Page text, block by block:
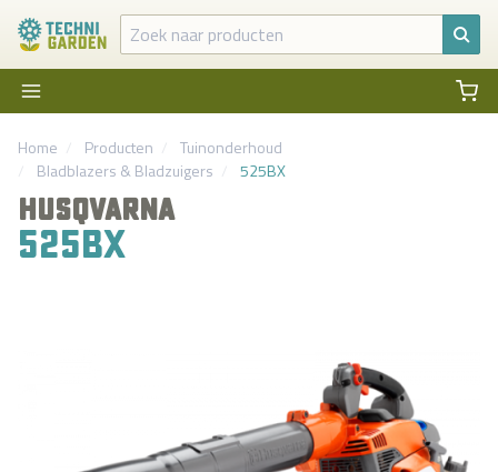
Home Producten
Tuinonderhoud
Bladblazers & Bladzuigers
525BX
HUSQVARNA
525BX